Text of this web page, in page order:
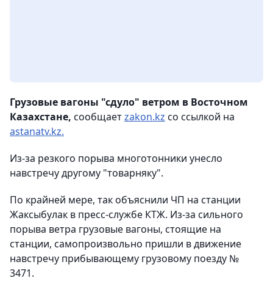
Грузовые вагоны "сдуло" ветром в Восточном
Казахстане, сообщаетzakon.kz со ссылкой на
astanatv.kz.
Из-за резкого порыва многотонники унесло
навстречу другому "товарняку".
По крайней мере, так объяснили ЧП на станции
Жаксыбулак в пресс-службе КТЖ. Из-за сильного
порыва ветра грузовые вагоны, стоящие на
станции, самопроизвольно пришли в движение
навстречу прибывающему грузовому поезду №
3471.